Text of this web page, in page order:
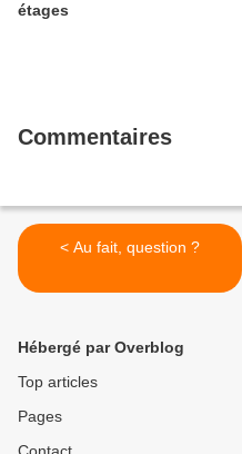
étages
Commentaires
< Au fait, question ?
Hébergé par Overblog
Top articles
Pages